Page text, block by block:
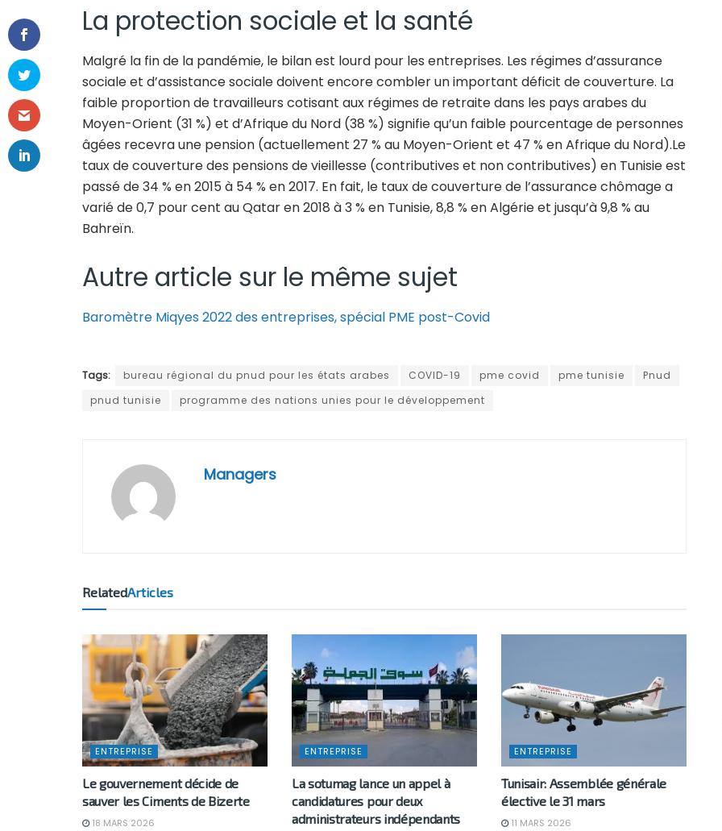
La protection sociale et la santé
Malgré la fin de la pandémie, le bilan est lourd pour les entreprises. Les régimes d’assurance
sociale et d’assistance sociale doivent encore combler un important déficit de couverture. La
faible proportion de travailleurs cotisant aux régimes de retraite dans les pays arabes du
Moyen-Orient (31 %) et d’Afrique du Nord (38 %) signifie qu’un faible pourcentage de personnes
âgées recevra une pension (actuellement 27 % au Moyen-Orient et 47 % en Afrique du Nord).Le
taux de couverture des pensions de vieillesse (contributives et non contributives) en Tunisie est
passé de 34 % en 2015 à 54 % en 2017. En fait, le taux de couverture de l’assurance chômage a
varié de 0,7 pour cent au Qatar en 2018 à 3 % en Tunisie, 8,8 % en Algérie et jusqu’à 9,8 % au
Bahreïn.
Autre article sur le même sujet
Baromètre Miqyes 2022 des entreprises, spécial PME post-Covid
Tags: bureau régional du pnud pour les états arabes COVID-19 pme covid pme tunisie
Pnud
pnud tunisie
programme des nations unies pour le développement
Managers
RelatedArticles
ENTREPRISE
Le gouvernement décide de
sauver les Ciments de Bizerte
18 MARS 2026
ENTREPRISE
La sotumag lance un appel à
candidatures pour deux
administrateurs indépendants
ENTREPRISE
Tunisair: Assemblée générale
élective le 31 mars
11 MARS 2026